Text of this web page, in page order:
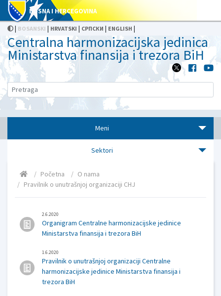
BOSNA I HERCEGOVINA
| BOSANSKI | HRVATSKI | СРПСКИ | ENGLISH |
Centralna harmonizacijska jedinica
Ministarstva finansija i trezora BiH
Meni
Sektori
Početna
O nama
Pravilnik o unutrašnjoj organizaciji CHJ
2.6.2020
Organigram Centralne harmonizacijske jedinice
Ministarstva finansija i trezora BiH
1.6.2020
Pravilnik o unutrašnjoj organizaciji Centralne
harmonizacijske jedinice Ministarstva finansija i
trezora BiH